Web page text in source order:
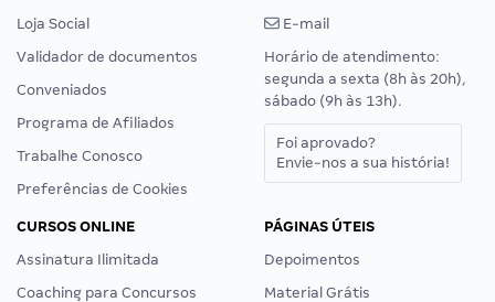
Loja Social
Validador de documentos
Conveniados
Programa de Afiliados
Trabalhe Conosco
Preferências de Cookies
E-mail
Horário de atendimento:
segunda a sexta (8h às 20h),
sábado (9h às 13h).
Foi aprovado?
Envie-nos a sua história!
CURSOS ONLINE
Assinatura Ilimitada
Coaching para Concursos
PÁGINAS ÚTEIS
Depoimentos
Material Grátis